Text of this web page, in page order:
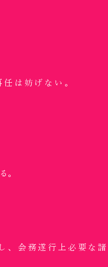
は妨げない。
。
、会務遂行上必要な諸